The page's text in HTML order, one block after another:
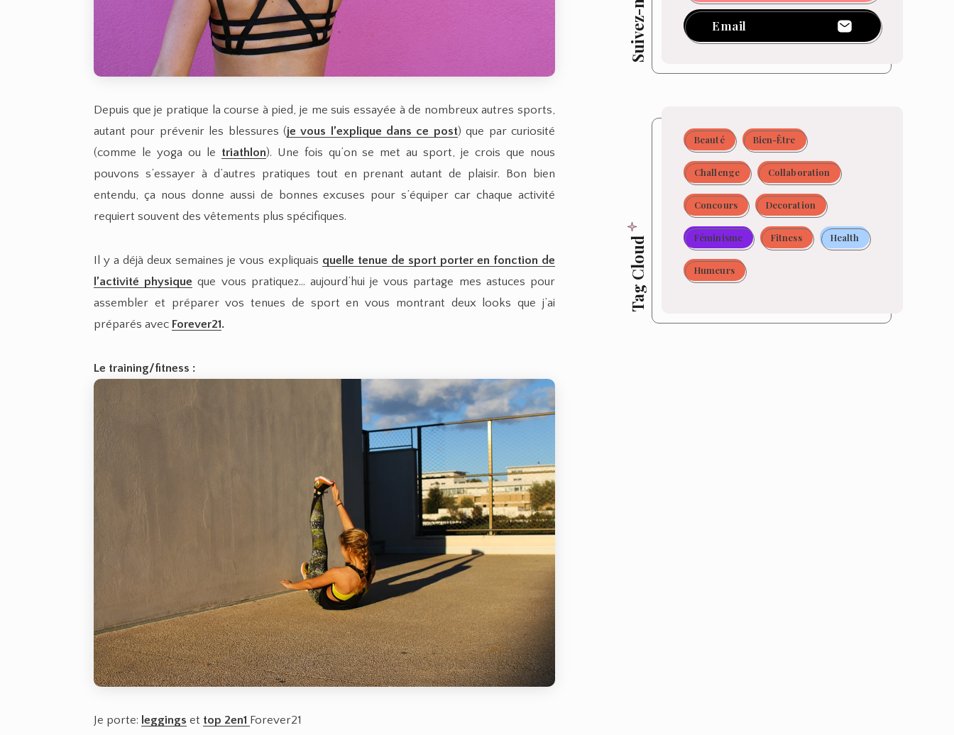
Depuis que je pratique la course à pied, je me suis essayée à de nombreux autres sports,
autant pour prévenir les blessures (je vous l’explique dans ce post) que par curiosité
(comme le yoga ou le triathlon). Une fois qu’on se met au sport, je crois que nous
pouvons s’essayer à d’autres pratiques tout en prenant autant de plaisir. Bon bien
entendu, ça nous donne aussi de bonnes excuses pour s’équiper car chaque activité
requiert souvent des vêtements plus spécifiques.
Il y a déjà deux semaines je vous expliquais quelle tenue de sport porter en fonction de
l’activité physique que vous pratiquez… aujourd’hui je vous partage mes astuces pour
assembler et préparer vos tenues de sport en vous montrant deux looks que j’ai
préparés avec Forever21.
Le training/fitness :
Je porte: leggings et top 2en1 Forever21
Email
Tag Cloud
Beauté Bien-Être
Challenge Collaboration
Concours Decoration
Féminisme Fitness Health
Humeurs